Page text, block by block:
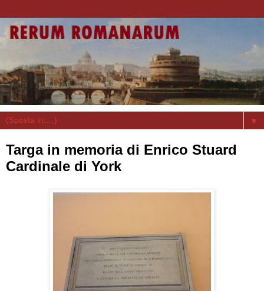
▼
Targa in memoria di Enrico Stuard
Cardinale di York